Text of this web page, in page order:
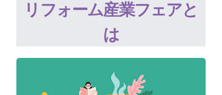
リフォーム産業フェアと
は